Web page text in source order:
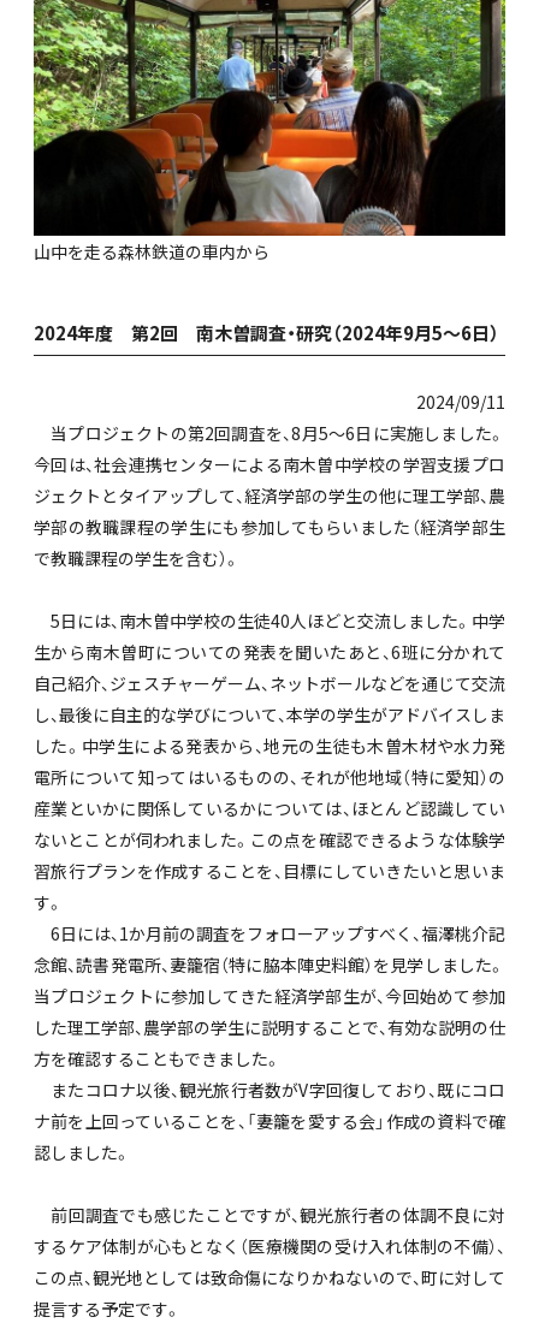
山中を走る森林鉄道の車内から
2024年度 第2回 南木曽調査・研究（2024年9月5～6日）
2024/09/11
当プロジェクトの第2回調査を、8月5～6日に実施しました。
今回は、社会連携センターによる南木曽中学校の学習支援プロ
ジェクトとタイアップして、経済学部の学生の他に理工学部、農
学部の教職課程の学生にも参加してもらいました（経済学部生
で教職課程の学生を含む）。
5日には、南木曽中学校の生徒40人ほどと交流しました。中学
生から南木曽町についての発表を聞いたあと、6班に分かれて
自己紹介、ジェスチャーゲーム、ネットボールなどを通じて交流
し、最後に自主的な学びについて、本学の学生がアドバイスしま
した。中学生による発表から、地元の生徒も木曽木材や水力発
電所について知ってはいるものの、それが他地域（特に愛知）の
産業といかに関係しているかについては、ほとんど認識してい
ないとことが伺われました。この点を確認できるような体験学
習旅行プランを作成することを、目標にしていきたいと思いま
す。
6日には、1か月前の調査をフォローアップすべく、福澤桃介記
念館、読書発電所、妻籠宿（特に脇本陣史料館）を見学しました。
当プロジェクトに参加してきた経済学部生が、今回始めて参加
した理工学部、農学部の学生に説明することで、有効な説明の仕
方を確認することもできました。
またコロナ以後、観光旅行者数がV字回復しており、既にコロ
ナ前を上回っていることを、「妻籠を愛する会」作成の資料で確
認しました。
前回調査でも感じたことですが、観光旅行者の体調不良に対
するケア体制が心もとなく（医療機関の受け入れ体制の不備）、
この点、観光地としては致命傷になりかねないので、町に対して
提言する予定です。